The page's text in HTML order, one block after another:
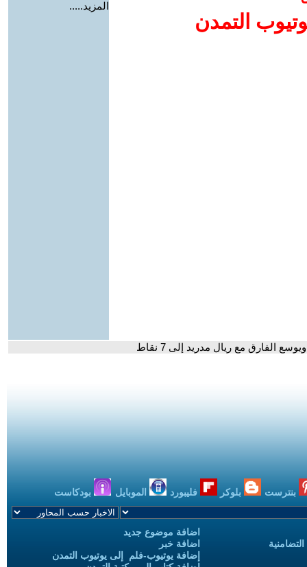
التمدن
المزيد.....
الفارق مع ريال مدريد إلى 7 نقاط
بنترست بلوكر فليبورد الموبايل بودكاست
اضافة موضوع جديد
اضافة خبر
إضافة يوتيوب-فلم إلى يوتيوب التمدن